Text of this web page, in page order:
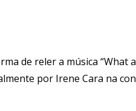
de reler a música “What
por Irene Cara na